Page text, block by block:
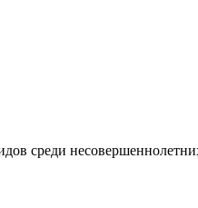
среди